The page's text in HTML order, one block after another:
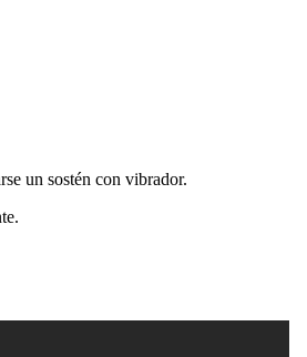
un sostén con vibrador.